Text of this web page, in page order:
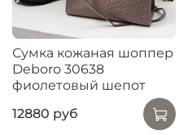
Сумка кожаная шоппер
Deboro 30638
фиолетовый шепот
12880 руб